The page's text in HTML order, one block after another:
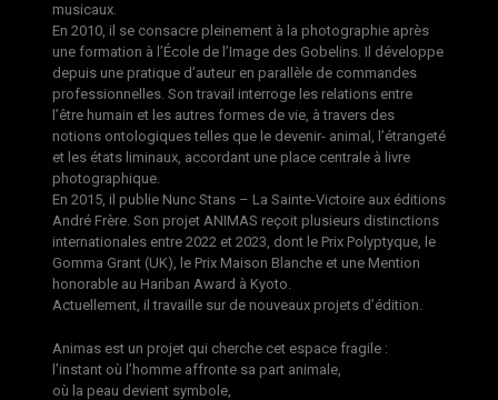
musicaux.
En 2010, il se consacre pleinement à la photographie après
une formation à l’École de l’Image des Gobelins. Il développe
depuis une pratique d’auteur en parallèle de commandes
professionnelles. Son travail interroge les relations entre
l’être humain et les autres formes de vie, à travers des
notions ontologiques telles que le devenir- animal, l’étrangeté
et les états liminaux, accordant une place centrale à livre
photographique.
En 2015, il publie Nunc Stans – La Sainte-Victoire aux éditions
André Frère. Son projet ANIMAS reçoit plusieurs distinctions
internationales entre 2022 et 2023, dont le Prix Polyptyque, le
Gomma Grant (UK), le Prix Maison Blanche et une Mention
honorable au Hariban Award à Kyoto.
Actuellement, il travaille sur de nouveaux projets d’édition.
Animas est un projet qui cherche cet espace fragile :
l’instant où l’homme affronte sa part animale,
où la peau devient symbole,